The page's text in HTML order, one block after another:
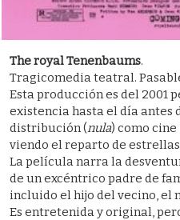
The royal Tenenbaums.
Tragicomedia teatral.
Esta producción es del 2001
existencia hasta el día antes
distribución (nula) como
viendo el reparto de
La película narra la
de un excéntrico padre de
incluido el hijo del vecino, el
Es entretenida y original,